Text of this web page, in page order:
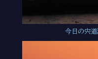
今日の宍